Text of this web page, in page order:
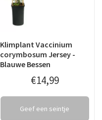
Klimplant Vaccinium
corymbosum Jersey -
Blauwe Bessen
€14,99
Geef een seintje